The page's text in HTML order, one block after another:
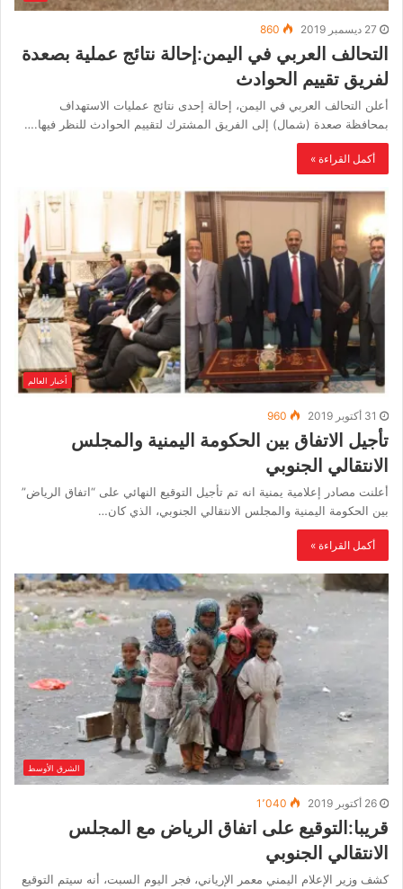
27 ديسمبر 2019 860
التحالف العربي في اليمن:إحالة نتائج عملية بصعدة
لفريق تقييم الحوادث
أعلن التحالف العربي في اليمن، إحالة إحدى نتائج عمليات الاستهداف
بمحافظة صعدة (شمال) إلى الفريق المشترك لتقييم الحوادث للنظر فيها.…
أكمل القراءة »
أخبار العالم
31 أكتوبر 2019 960
تأجيل الاتفاق بين الحكومة اليمنية والمجلس
الانتقالي الجنوبي
أعلنت مصادر إعلامية يمنية انه تم تأجيل التوقيع النهائي على “اتفاق الرياض”
بين الحكومة اليمنية والمجلس الانتقالي الجنوبي، الذي كان…
أكمل القراءة »
الشرق الأوسط
26 أكتوبر 2019 1٬040
قريبا:التوقيع على اتفاق الرياض مع المجلس
الانتقالي الجنوبي
كشف وزير الإعلام اليمني معمر الإرياني، فجر اليوم السبت، أنه سيتم التوقيع